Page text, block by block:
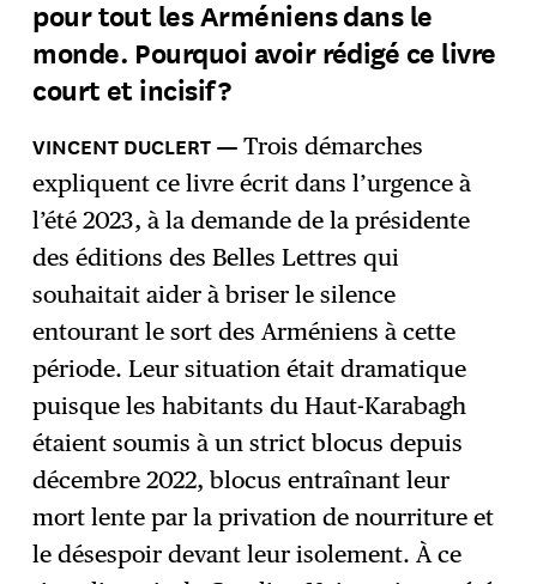
pour tout les Arméniens dans le
monde. Pourquoi avoir rédigé ce livre
court et incisif ?
Trois démarches
expliquent ce livre écrit dans l’urgence à
l’été 2023, à la demande de la présidente
des éditions des Belles Lettres qui
souhaitait aider à briser le silence
entourant le sort des Arméniens à cette
période. Leur situation était dramatique
puisque les habitants du Haut-Karabagh
étaient soumis à un strict blocus depuis
décembre 2022, blocus entraînant leur
mort lente par la privation de nourriture et
le désespoir devant leur isolement. À ce